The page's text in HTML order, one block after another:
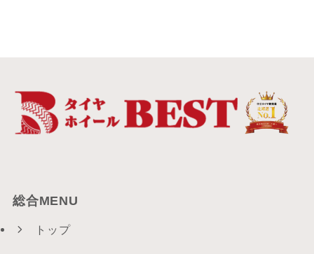
総合MENU
トップ